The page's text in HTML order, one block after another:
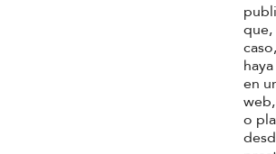
que,
en
o